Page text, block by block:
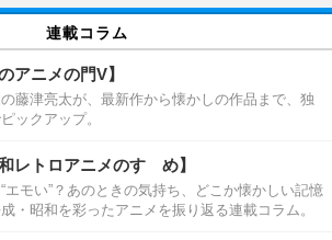
連載コラム
アニメの門V】
藤津亮太が、最新作から懐かしの作品まで、独
ックアップ。
レトロアニメのすゝめ】
エモい”？あのときの気持ち、どこか懐かしい記憶
・昭和を彩ったアニメを振り返る連載コラム。